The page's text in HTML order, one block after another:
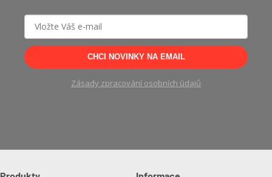
CHCI NOVINKY NA EMAIL
Zásady zpracování osobních údajů